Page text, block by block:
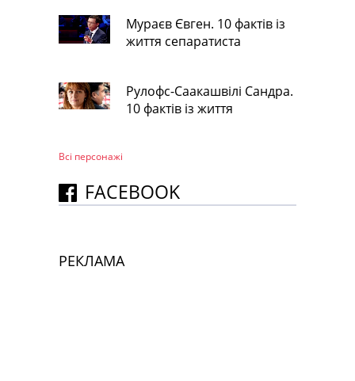
Мураєв Євген. 10 фактів із
життя сепаратиста
Рулофс-Саакашвілі Сандра.
10 фактів із життя
Всі персонажi
FACEBOOK
РЕКЛАМА